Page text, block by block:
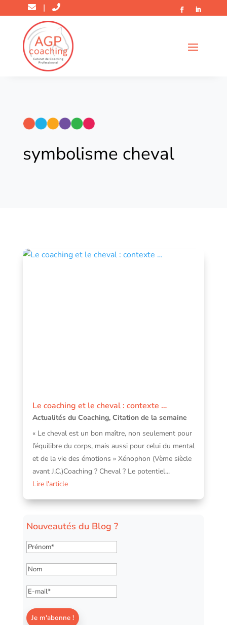
|
symbolisme cheval
Le coaching et le cheval : contexte …
Actualités du Coaching, Citation de la semaine
« Le cheval est un bon maître, non seulement pour
l’équilibre du corps, mais aussi pour celui du mental
et de la vie des émotions » Xénophon (Vème siècle
avant J.C.)Coaching ? Cheval ? Le potentiel...
Lire l'article
Nouveautés du Blog ?